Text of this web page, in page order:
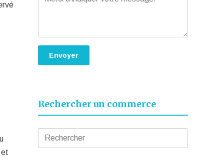
et
Rechercher un commerce